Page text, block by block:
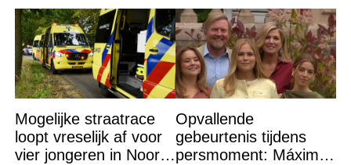
Mogelijke straatrace
loopt vreselijk af voor
vier jongeren in Noord-
Opvallende
gebeurtenis tijdens
persmoment: Máxima